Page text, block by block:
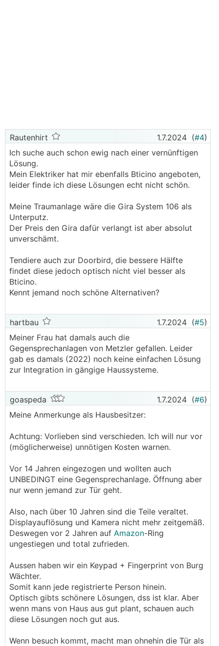
Rautenhirt 1.7.2024 (#4)
Ich suche auch schon ewig nach einer vernünftigen
Lösung.
Mein Elektriker hat mir ebenfalls Bticino angeboten,
leider finde ich diese Lösungen echt nicht schön.
Meine Traumanlage wäre die Gira System 106 als
Unterputz.
Der Preis den Gira dafür verlangt ist aber absolut
unverschämt.
Tendiere auch zur Doorbird, die bessere Hälfte
findet diese jedoch optisch nicht viel besser als
Bticino.
Kennt jemand noch schöne Alternativen?
hartbau 1.7.2024 (#5)
Meiner Frau hat damals auch die
Gegensprechanlagen von Metzler gefallen. Leider
gab es damals (2022) noch keine einfachen Lösung
zur Integration in gängige Haussysteme.
goaspeda 1.7.2024 (#6)
Meine Anmerkunge als Hausbesitzer:
Achtung: Vorlieben sind verschieden. Ich will nur vor
(möglicherweise) unnötigen Kosten warnen.
Vor 14 Jahren eingezogen und wollten auch
UNBEDINGT eine Gegensprechanlage. Öffnung aber
nur wenn jemand zur Tür geht.
Also, nach über 10 Jahren sind die Teile veraltet.
Displayauflösung und Kamera nicht mehr zeitgemäß.
Deswegen vor 2 Jahren auf Amazon-Ring
ungestiegen und total zufrieden.
Aussen haben wir ein Keypad + Fingerprint von Burg
Wächter.
Somit kann jede registrierte Person hinein.
Optisch gibts schönere Lösungen, dss ist klar. Aber
wenn mans von Haus aus gut plant, schauen auch
diese Lösungen noch gut aus.
Wenn besuch kommt, macht man ohnehin die Tür als